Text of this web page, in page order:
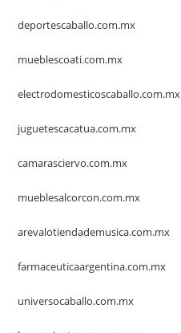
deportescaballo.com.mx
mueblescoati.com.mx
electrodomesticoscaballo.com.mx
juguetescacatua.com.mx
camarasciervo.com.mx
mueblesalcorcon.com.mx
arevalotiendademusica.com.mx
farmaceuticaargentina.com.mx
universocaballo.com.mx